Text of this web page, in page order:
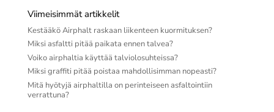
Viimeisimmät artikkelit
Kestääkö Airphalt raskaan liikenteen kuormituksen?
Miksi asfaltti pitää paikata ennen talvea?
Voiko airphaltia käyttää talviolosuhteissa?
Miksi graffiti pitää poistaa mahdollisimman nopeasti?
Mitä hyötyjä airphaltilla on perinteiseen asfaltointiin
verrattuna?